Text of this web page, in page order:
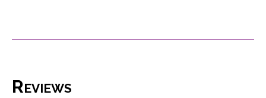
Reviews